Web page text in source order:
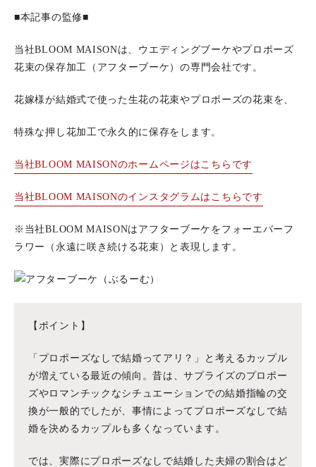
■本記事の監修■
当社BLOOM MAISONは、ウエディングブーケやプロポーズ
花束の保存加工（アフターブーケ）の専門会社です。
花嫁様が結婚式で使った生花の花束やプロポーズの花束を、
特殊な押し花加工で永久的に保存をします。
当社BLOOM MAISONのホームページはこちらです
当社BLOOM MAISONのインスタグラムはこちらです
※当社BLOOM MAISONはアフターブーケをフォーエバーフ
ラワー（永遠に咲き続ける花束）と表現します。
【ポイント】
「プロポーズなしで結婚ってアリ？」と考えるカップル
が増えている最近の傾向。昔は、サプライズのプロポー
ズやロマンチックなシチュエーションでの結婚指輪の交
換が一般的でしたが、事情によってプロポーズなしで結
婚を決めるカップルも多くなっています。
では、実際にプロポーズなしで結婚した夫婦の割合はど